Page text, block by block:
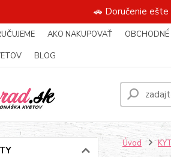
🚗 Doručenie ešte
AKO NAKUPOVAŤ
BLOG
Úvod